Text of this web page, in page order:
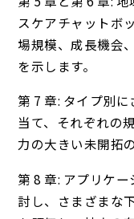
スケアチャットボ
場規模、成長機会
を示します。
第 7 章: タイプ別
当て、それぞれの
力の大きい未開拓
第 8 章: アプリケ
討し、さまざまな